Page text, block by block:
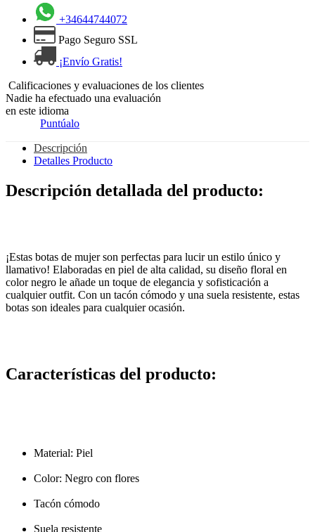
+34644744072
Pago Seguro SSL
¡Envío Gratis!
Calificaciones y evaluaciones de los clientes
Nadie ha efectuado una evaluación
en este idioma
Puntúalo
Descripción
Detalles Producto
Descripción detallada del producto:
¡Estas botas de mujer son perfectas para lucir un estilo único y
llamativo! Elaboradas en piel de alta calidad, su diseño floral en
color negro le añade un toque de elegancia y sofisticación a
cualquier outfit. Con un tacón cómodo y una suela resistente, estas
botas son ideales para cualquier ocasión.
Características del producto:
Material: Piel
Color: Negro con flores
Tacón cómodo
Suela resistente